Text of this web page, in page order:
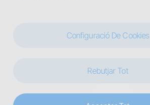
Configuració De Cookies
Rebutjar Tot
Hospital Jaume Nadal Meroles
Avís legal
Política de cookies